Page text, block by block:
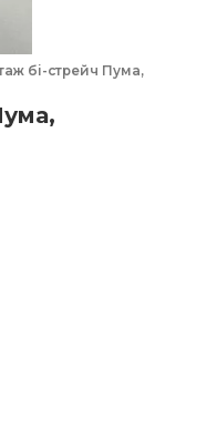
бі-стрейч Пума,